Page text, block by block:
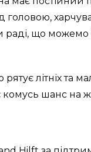
головою,
раді, що можемо
літніх та
шанс на